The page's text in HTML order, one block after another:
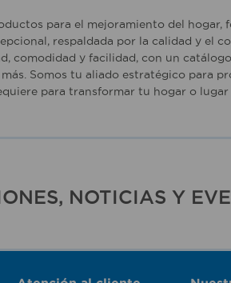
para el mejoramiento del
respaldada por la calidad y el
comodidad y facilidad, con un
Somos tu aliado estratégico para
para transformar tu hogar o lugar
NOTICIAS Y